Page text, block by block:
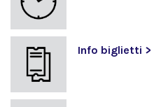
Info biglietti >